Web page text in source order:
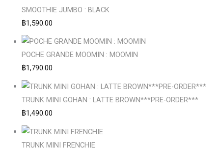
SMOOTHIE JUMBO : BLACK
฿1,590.00
POCHE GRANDE MOOMIN : MOOMIN
฿1,790.00
TRUNK MINI GOHAN : LATTE BROWN***PRE-ORDER***
฿1,490.00
TRUNK MINI FRENCHIE